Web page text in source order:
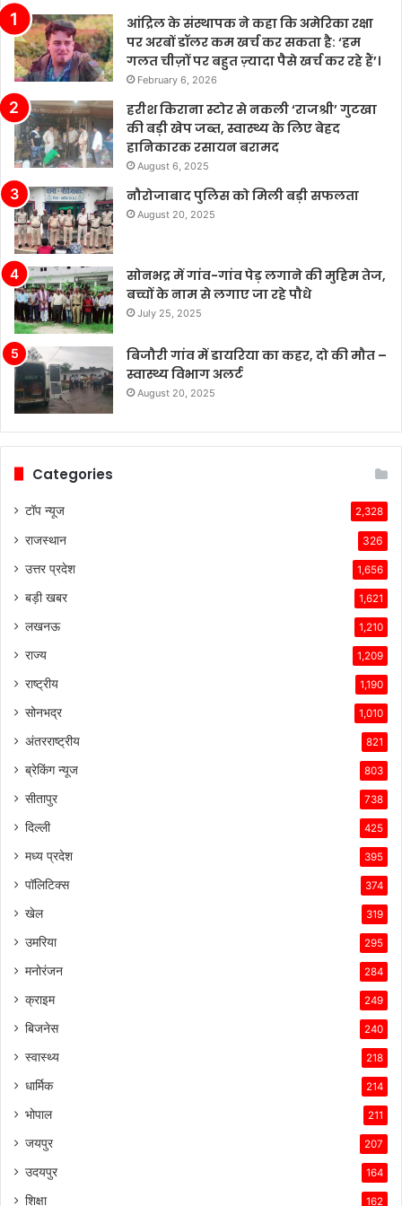
उद्योग
में
कई
चुनौतियाँ
मौजूद
हैं।
चीन
के
बढ़ते
में
टेस्ला
की
बिक्री
लगातार
मजबूत
बनी
हुई
है,
जबकि
अन्य
कंपनियां
समस्याओं
सामना
आंद्रिल के संस्थापक ने कहा कि अमेरिका रक्षा
पर अरबों डॉलर कम खर्च कर सकता है: ‘हम
गलत चीज़ों पर बहुत ज़्यादा पैसे खर्च कर रहे हैं’।
February 6, 2026
हरीश किराना स्टोर से नकली ‘राजश्री’ गुटखा
की बड़ी खेप जब्त, स्वास्थ्य के लिए बेहद
हानिकारक रसायन बरामद
August 6, 2025
नौरोजाबाद पुलिस को मिली बड़ी सफलता
August 20, 2025
सोनभद्र में गांव-गांव पेड़ लगाने की मुहिम तेज,
बच्चों के नाम से लगाए जा रहे पौधे
July 25, 2025
बिजौरी गांव में डायरिया का कहर, दो की मौत –
स्वास्थ्य विभाग अलर्ट
August 20, 2025
Categories
टॉप न्यूज 2,328
राजस्थान 326
उत्तर प्रदेश 1,656
बड़ी खबर 1,621
लखनऊ 1,210
राज्य 1,209
राष्ट्रीय 1,190
सोनभद्र 1,010
अंतरराष्ट्रीय 821
ब्रेकिंग न्यूज 803
सीतापुर 738
दिल्ली 425
मध्य प्रदेश 395
पॉलिटिक्स 374
खेल 319
उमरिया 295
मनोरंजन 284
क्राइम 249
बिजनेस 240
स्वास्थ्य 218
धार्मिक 214
भोपाल 211
जयपुर 207
उदयपुर 164
शिक्षा 162